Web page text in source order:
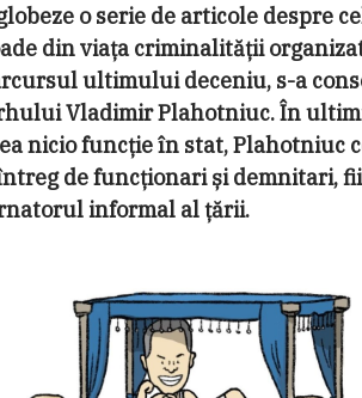
o serie de articole despre
din viața criminalității
ultimului deceniu, s-a
Vladimir Plahotniuc. În
nicio funcţie în stat, Plahotniuc
de funcţionari și demnitari,
informal al ţării.